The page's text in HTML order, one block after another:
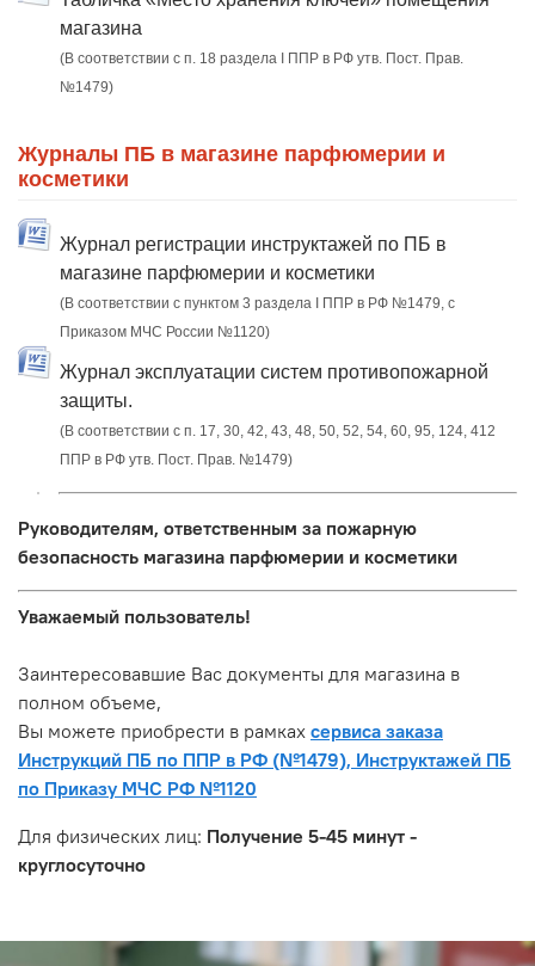
магазина
(В соответствии с п. 18 раздела I ППР в РФ утв. Пост. Прав.
№1479)
Журналы ПБ в магазине парфюмерии и
косметики
Журнал регистрации инструктажей по ПБ в
магазине парфюмерии и косметики
(В соответствии с пунктом 3 раздела I ППР в РФ №1479, с
Приказом МЧС России №1120)
Журнал эксплуатации систем противопожарной
защиты.
(В соответствии с п. 17, 30, 42, 43, 48, 50, 52, 54, 60, 95, 124, 412
ППР в РФ утв. Пост. Прав. №1479)
Руководителям, ответственным за пожарную
безопасность магазина парфюмерии и косметики
Уважаемый пользователь!
Заинтересовавшие Вас документы для магазина в
полном объеме,
Вы можете приобрести в рамках сервиса заказа
Инструкций ПБ по ППР в РФ (№1479), Инструктажей ПБ
по Приказу МЧС РФ №1120
Для физических лиц: Получение 5-45 минут -
круглосуточно